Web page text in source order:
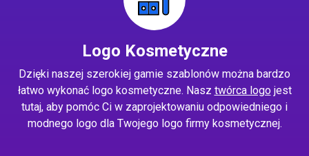
Logo Kosmetyczne
Dzięki naszej szerokiej gamie szablonów można bardzo
łatwo wykonać logo kosmetyczne. Nasz twórca logojest
tutaj, aby pomóc Ci w zaprojektowaniu odpowiedniego i
modnego logo dla Twojego logo firmy kosmetycznej.